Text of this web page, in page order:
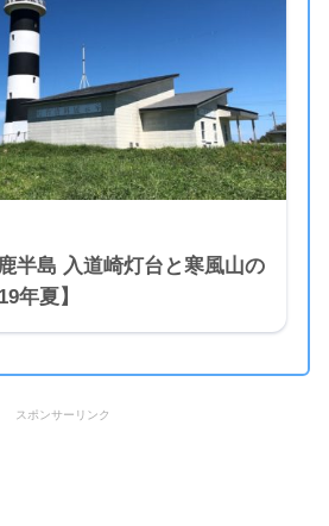
半島 入道崎灯台と寒風山の
年夏】
スポンサーリンク